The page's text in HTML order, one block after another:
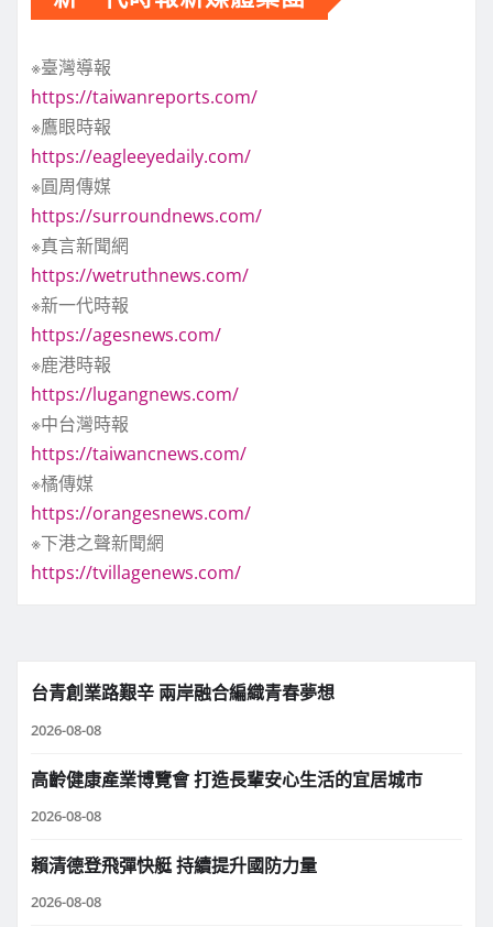
※臺灣導報
https://taiwanreports.com/
※鷹眼時報
https://eagleeyedaily.com/
※圓周傳媒
https://surroundnews.com/
※真言新聞網
https://wetruthnews.com/
※新一代時報
https://agesnews.com/
※鹿港時報
https://lugangnews.com/
※中台灣時報
https://taiwancnews.com/
※橘傳媒
https://orangesnews.com/
※下港之聲新聞網
https://tvillagenews.com/
台青創業路艱辛 兩岸融合編織青春夢想
2026-08-08
高齡健康產業博覽會 打造長輩安心生活的宜居城市
2026-08-08
賴清德登飛彈快艇 持續提升國防力量
2026-08-08